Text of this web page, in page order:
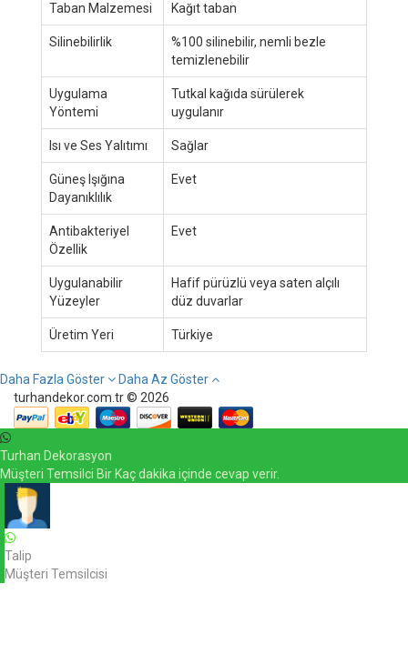
Taban Malzemesi Kağıt taban
Silinebilirlik
%100 silinebilir, nemli bezle
temizlenebilir
Uygulama
Yöntemi
Tutkal kağıda sürülerek
uygulanır
Isı ve Ses Yalıtımı Sağlar
Güneş Işığına
Dayanıklılık
Evet
Antibakteriyel
Özellik
Evet
Uygulanabilir
Yüzeyler
Hafif pürüzlü veya saten alçılı
düz duvarlar
Üretim Yeri Türkiye
Daha Fazla Göster
Daha Az Göster
turhandekor.com.tr © 2026
Turhan Dekorasyon
Müşteri Temsilci Bir Kaç dakika içinde cevap verir.
Talip
Müşteri Temsilcisi